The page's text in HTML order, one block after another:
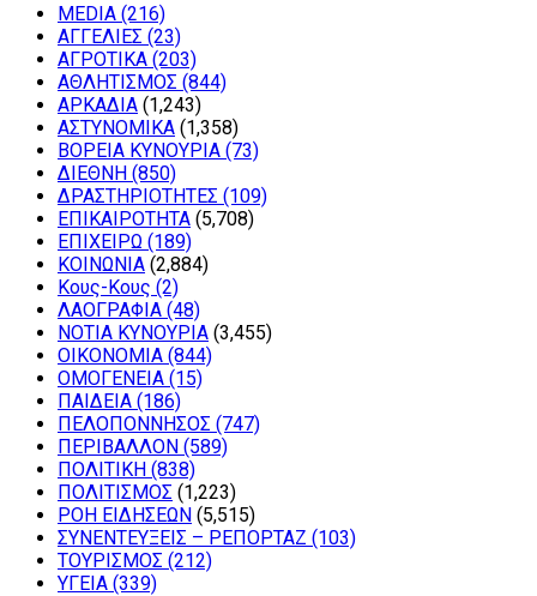
MEDIA (216)
ΑΓΓΕΛΙΕΣ (23)
ΑΓΡΟΤΙΚΑ (203)
ΑΘΛΗΤΙΣΜΟΣ (844)
ΑΡΚΑΔΙΑ (1,243)
ΑΣΤΥΝΟΜΙΚΑ (1,358)
ΒΟΡΕΙΑ ΚΥΝΟΥΡΙΑ (73)
ΔΙΕΘΝΗ (850)
ΔΡΑΣΤΗΡΙΟΤΗΤΕΣ (109)
ΕΠΙΚΑΙΡΟΤΗΤΑ (5,708)
ΕΠΙΧΕΙΡΩ (189)
ΚΟΙΝΩΝΙΑ (2,884)
Κους-Κους (2)
ΛΑΟΓΡΑΦΙΑ (48)
ΝΟΤΙΑ ΚΥΝΟΥΡΙΑ (3,455)
ΟΙΚΟΝΟΜΙΑ (844)
ΟΜΟΓΕΝΕΙΑ (15)
ΠΑΙΔΕΙΑ (186)
ΠΕΛΟΠΟΝΝΗΣΟΣ (747)
ΠΕΡΙΒΑΛΛΟΝ (589)
ΠΟΛΙΤΙΚΗ (838)
ΠΟΛΙΤΙΣΜΟΣ (1,223)
ΡΟΗ ΕΙΔΗΣΕΩΝ (5,515)
ΣΥΝΕΝΤΕΥΞΕΙΣ – ΡΕΠΟΡΤΑΖ (103)
ΤΟΥΡΙΣΜΟΣ (212)
ΥΓΕΙΑ (339)